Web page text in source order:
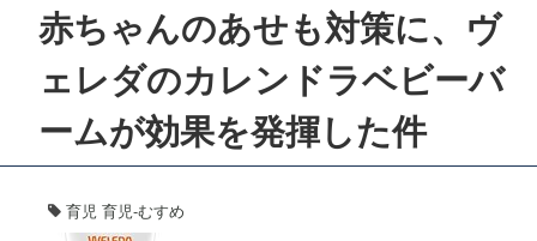
赤ちゃんのあせも対策に、ヴ
ェレダのカレンドラベビーバ
ームが効果を発揮した件
育児 育児-むすめ